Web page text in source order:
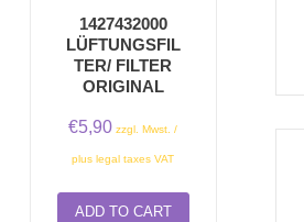
1427432000
LÜFTUNGSFIL
TER/ FILTER
ORIGINAL
€5,90 zzgl. Mwst. /
plus legal taxes VAT
ADD TO CART